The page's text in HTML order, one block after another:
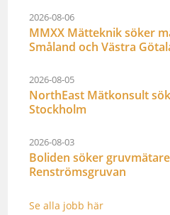
2026-08-06
MMXX Mätteknik söker
Småland och Västra
2026-08-05
NorthEast Mätkonsult
Stockholm
2026-08-03
Boliden söker
Renströmsgruvan
Se alla jobb här